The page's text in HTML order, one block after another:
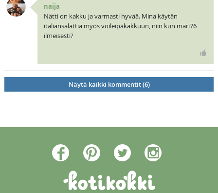
naija
Nätti on kakku ja varmasti hyvää. Minä käytän
italiansalattia myös voileipäkakkuun, niin kun mari76
ilmeisesti?
Näytä kaikki kommentit (6)